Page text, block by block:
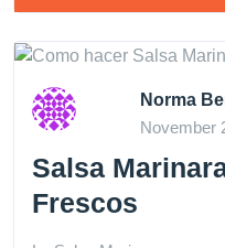
Norma
November
Salsa
Frescos